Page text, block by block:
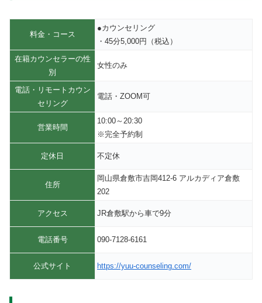
料金・コース
●カウンセリング
・45分5,000円（税込）
在籍カウンセラーの性
別
女性のみ
電話・リモートカウン
セリング
電話・ZOOM可
営業時間
10:00～20:30
※完全予約制
定休日 不定休
住所
岡山県倉敷市吉岡412-6 アルカディア倉敷
202
アクセス JR倉敷駅から車で9分
電話番号 090-7128-6161
公式サイト https://yuu-counseling.com/